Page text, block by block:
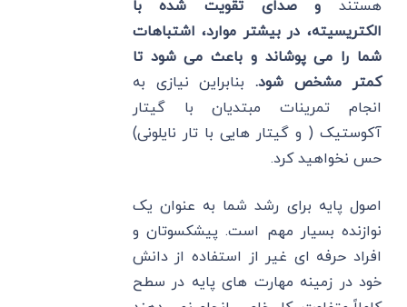
هستند و صدای تقویت شده با
الکتریسیته، در بیشتر موارد، اشتباهات
شما را می پوشاند و باعث می شود تا
کمتر مشخص شود.بنابراین نیازی به
انجام تمرینات مبتدیان با گیتار
آکوستیک ( و گیتار هایی با تار نایلونی)
حس نخواهید کرد.
اصول پایه برای رشد شما به عنوان یک
نوازنده بسیار مهم است. پیشکسوتان و
افراد حرفه ای غیر از استفاده از دانش
خود در زمینه مهارت های پایه در سطح